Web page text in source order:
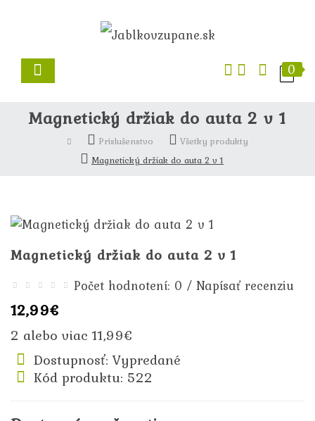
0
Magnetický držiak do auta 2 v 1
Príslušenstvo
Všetky produkty
Magnetický držiak do auta 2 v 1
Magnetický držiak do auta 2 v 1
Počet hodnotení: 0 / Napísať recenziu
12,99€
2 alebo viac 11,99€
Dostupnosť: Vypredané
Kód produktu: 522